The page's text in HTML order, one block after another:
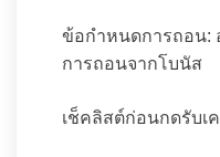
ข้อกำหนดการถอน:
การถอนจากโบนัส
เช็คลิสต์ก่อนกดรับเ